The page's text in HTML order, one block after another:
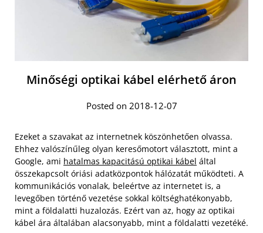
Minőségi optikai kábel elérhető áron
Posted on 2018-12-07
Ezeket a szavakat az internetnek köszönhetően olvassa.
Ehhez valószínűleg olyan keresőmotort választott, mint a
Google, ami hatalmas kapacitású optikai kábel által
összekapcsolt óriási adatközpontok hálózatát működteti. A
kommunikációs vonalak, beleértve az internetet is, a
levegőben történő vezetése sokkal költséghatékonyabb,
mint a földalatti huzalozás. Ezért van az, hogy az optikai
kábel ára általában alacsonyabb, mint a földalatti vezetéké.